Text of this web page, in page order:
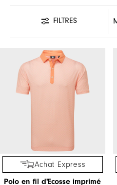
FILTRES
Achat Express
Polo en fil d'Ecosse imprimé